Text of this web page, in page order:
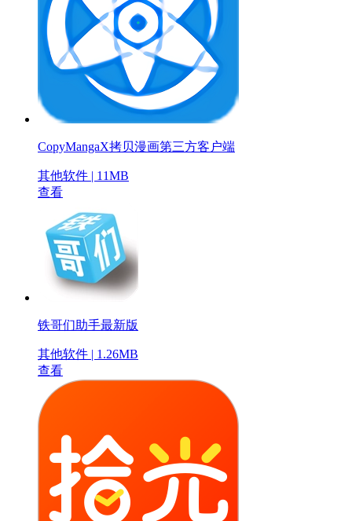
CopyMangaX拷贝漫画第三方客户端
其他软件 | 11MB
查看
铁哥们助手最新版
其他软件 | 1.26MB
查看